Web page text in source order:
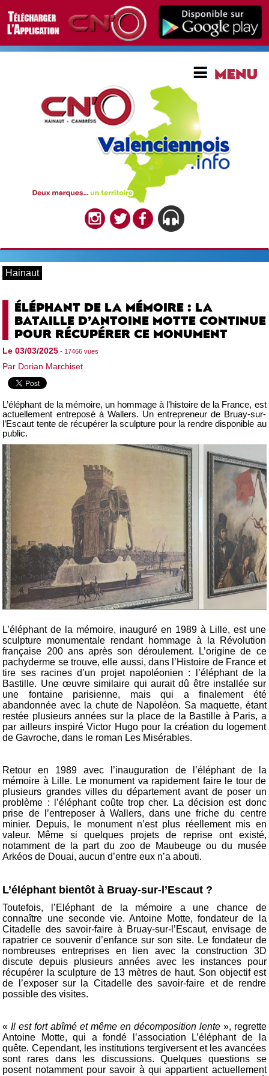
Hainaut
ÉLÉPHANT DE LA MÉMOIRE : LA
BATAILLE D’ANTOINE MOTTE CONTINUE
POUR RÉCUPÉRER CE MONUMENT
Le 03/03/2025 - 17466 vues
Par Dorian Marchiset
L’éléphant de la mémoire, un hommage à l’histoire de la France, est
actuellement entreposé à Wallers. Un entrepreneur de Bruay-sur-
l’Escaut tente de récupérer la sculpture pour la rendre disponible au
public.
L’éléphant de la mémoire, inauguré en 1989 à Lille, est une
sculpture monumentale rendant hommage à la Révolution
française 200 ans après son déroulement. L’origine de ce
pachyderme se trouve, elle aussi, dans l’Histoire de France et
tire ses racines d’un projet napoléonien : l’éléphant de la
Bastille. Une œuvre similaire qui aurait dû être installée sur
une fontaine parisienne, mais qui a finalement été
abandonnée avec la chute de Napoléon. Sa maquette, étant
restée plusieurs années sur la place de la Bastille à Paris, a
par ailleurs inspiré Victor Hugo pour la création du logement
de Gavroche, dans le roman Les Misérables.
Retour en 1989 avec l’inauguration de l’éléphant de la
mémoire à Lille. Le monument va rapidement faire le tour de
plusieurs grandes villes du département avant de poser un
problème : l’éléphant coûte trop cher. La décision est donc
prise de l’entreposer à Wallers, dans une friche du centre
minier. Depuis, le monument n’est plus réellement mis en
valeur. Même si quelques projets de reprise ont existé,
notamment de la part du zoo de Maubeuge ou du musée
Arkéos de Douai, aucun d’entre eux n’a abouti.
L’éléphant bientôt à Bruay-sur-l’Escaut ?
Toutefois, l’Eléphant de la mémoire a une chance de
connaître une seconde vie. Antoine Motte, fondateur de la
Citadelle des savoir-faire à Bruay-sur-l’Escaut, envisage de
rapatrier ce souvenir d’enfance sur son site. Le fondateur de
nombreuses entreprises en lien avec la construction 3D
discute depuis plusieurs années avec les instances pour
récupérer la sculpture de 13 mètres de haut. Son objectif est
de l’exposer sur la Citadelle des savoir-faire et de rendre
possible des visites.
«Il est fort abîmé et même en décomposition lente», regrette
Antoine Motte, qui a fondé l’association L’éléphant de la
quête. Cependant, les institutions tergiversent et les avancées
sont rares dans les discussions. Quelques questions se
posent notamment pour savoir à qui appartient actuellement